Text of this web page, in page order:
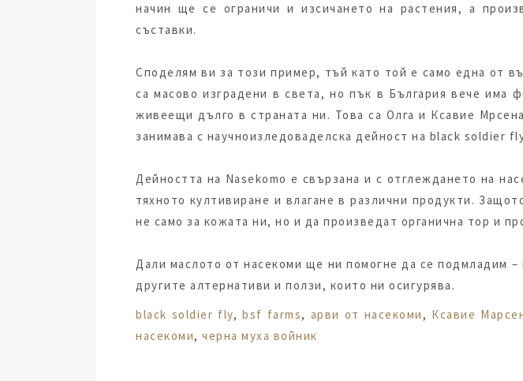
начин ще се ограничи и изсичането на растения, а
съставки.
Споделям ви за този пример, тъй като той е само една от
са масово изградени в света, но пък в България вече има
живеещи дълго в страната ни. Това са Олга и Ксавие
занимава с научноизледоваделска дейност на black soldier
Дейността на Nasekomo е свързана и с отглеждането на
тяхното култивиране и влагане в различни продукти.
не само за кожата ни, но и да произведат органична тор и
Дали маслото от насекоми ще ни помогне да се подмладим –
другите алтернативи и ползи, които ни осигурява.
Tags:
black soldier fly, bsf farms, арви от насекоми, Ксавие
насекоми, черна муха войник